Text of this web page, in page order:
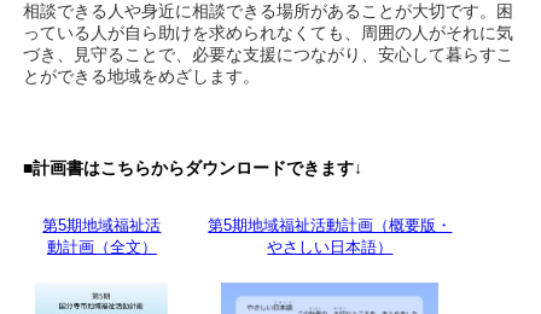
相談できる人や身近に相談できる場所があることが大切です。困
っている人が自ら助けを求められなくても、周囲の人がそれに気
づき、見守ることで、必要な支援につながり、安心して暮らすこ
とができる地域をめざします。
■計画書はこちらからダウンロードできます↓
第5期地域福祉活
動計画（全文）
第5期地域福祉活動計画（概要版・
やさしい日本語）